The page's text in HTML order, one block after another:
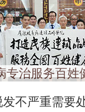
专治服务百姓
不严重需要